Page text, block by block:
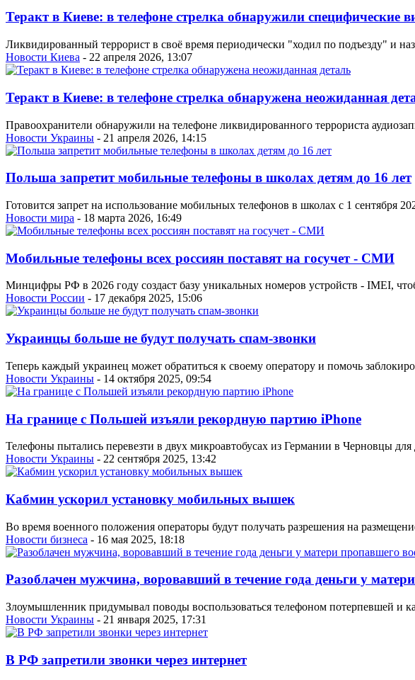
Теракт в Киеве: в телефоне стрелка обнаружили специфические
Ликвидированный террорист в своё время периодически "ходил по подъезду" и
Новости Киева - 22 апреля 2026, 13:07
Теракт в Киеве: в телефоне стрелка обнаружена неожиданная
Правоохранители обнаружили на телефоне ликвидированного террориста
Новости Украины - 21 апреля 2026, 14:15
Польша запретит мобильные телефоны в школах детям до 16 лет
Готовится запрет на использование мобильных телефонов в школах с 1
Новости мира - 18 марта 2026, 16:49
Мобильные телефоны всех россиян поставят на госучет - СМИ
Минцифры РФ в 2026 году создаст базу уникальных номеров устройств - IMEI,
Новости России - 17 декабря 2025, 15:06
Украинцы больше не будут получать спам-звонки
Теперь каждый украинец может обратиться к своему оператору и помочь
Новости Украины - 14 октября 2025, 09:54
На границе с Польшей изъяли рекордную партию iPhone
Телефоны пытались перевезти в двух микроавтобусах из Германии в Черновцы
Новости Украины - 22 сентября 2025, 13:42
Кабмин ускорил установку мобильных вышек
Во время военного положения операторы будут получать разрешения на
Новости бизнеса - 16 мая 2025, 18:18
Разоблачен мужчина, воровавший в течение года деньги у
Злоумышленник придумывал поводы воспользоваться телефоном потерпевшей и
Новости Украины - 21 января 2025, 17:31
В РФ запретили звонки через интернет